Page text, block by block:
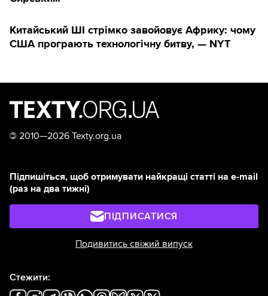
Китайський ШІ стрімко завойовує Африку: чому
США програють технологічну битву, — NYT
© 2010—2026 Texty.org.ua
Підпишіться, щоб отримувати найкращі статті на e-mail
(раз на два тижні)
ПІДПИСАТИСЯ
Подивитись свіжий випуск
Стежити: